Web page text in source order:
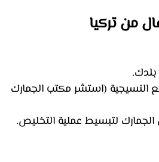
النسيجية (استشر مكتب الجمارك
لتبسيط عملية التخليص.